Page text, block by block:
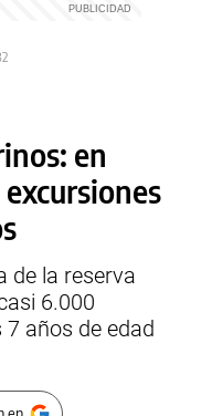
en
de la reserva
6.000
años de edad